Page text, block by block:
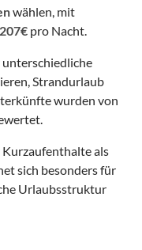
wählen, mit
207€ pro Nacht.
Strandurlaub
wurden von
als
sich besonders für
Urlaubsstruktur